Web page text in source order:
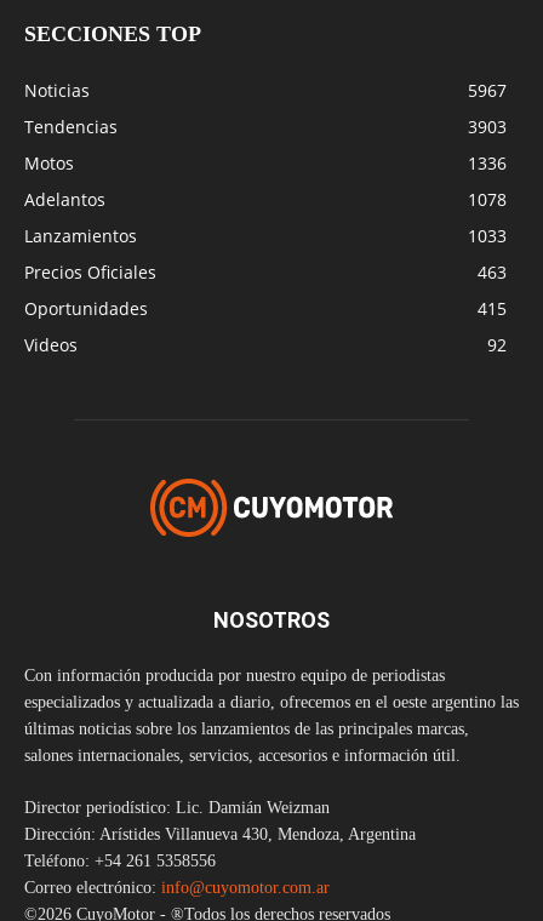
SECCIONES TOP
Noticias
5967
Tendencias
3903
Motos
1336
Adelantos
1078
Lanzamientos
1033
Precios Oficiales
463
Oportunidades
415
Videos
92
NOSOTROS
Con información producida por nuestro equipo de periodistas
especializados y actualizada a diario, ofrecemos en el oeste argentino las
últimas noticias sobre los lanzamientos de las principales marcas,
salones internacionales, servicios, accesorios e información útil.
Director periodístico: Lic. Damián Weizman
Dirección: Arístides Villanueva 430, Mendoza, Argentina
Teléfono: +54 261 5358556
Correo electrónico: info@cuyomotor.com.ar
©2026 CuyoMotor - ®Todos los derechos reservados